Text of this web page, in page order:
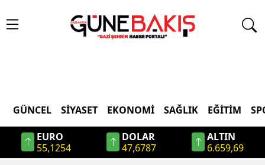
GÜNCEL SIYASET EKONOMI SAĞLIK EĞITIM
EURO
55,1254
DOLAR
47,6787
ALTIN
6.659,69